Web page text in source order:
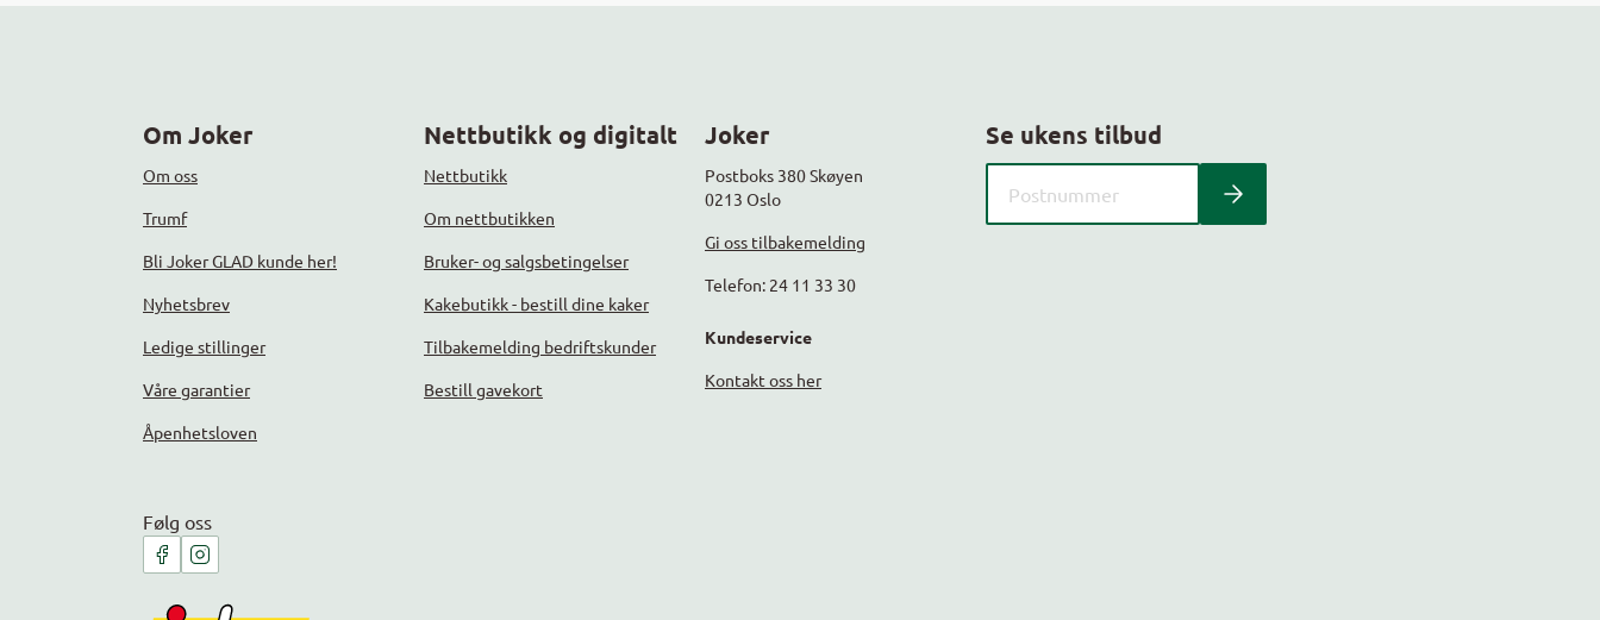
Om Joker
Om oss
Trumf
Bli Joker GLAD kunde her!
Nyhetsbrev
Ledige stillinger
Våre garantier
Åpenhetsloven
Nettbutikk og digitalt
Nettbutikk
Om nettbutikken
Bruker- og salgsbetingelser
Kakebutikk - bestill dine kaker
Tilbakemelding bedriftskunder
Bestill gavekort
Joker
Postboks 380 Skøyen
0213 Oslo
Gi oss tilbakemelding
Telefon: 24 11 33 30
Kundeservice
Kontakt oss her
Se ukens tilbud
Følg oss